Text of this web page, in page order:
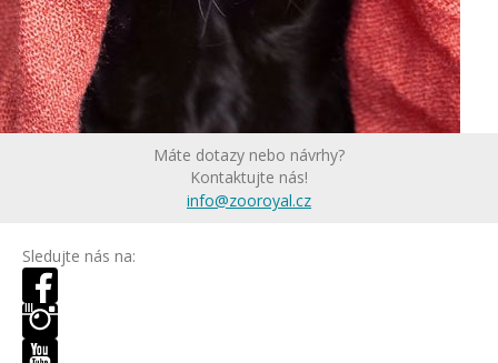
Máte dotazy nebo návrhy?
Kontaktujte nás!
info@zooroyal.cz
Sledujte nás na: